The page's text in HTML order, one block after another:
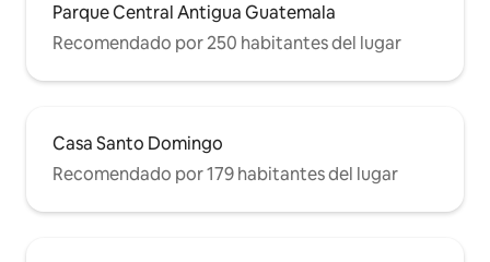
Parque Central Antigua Guatemala
Recomendado por 250 habitantes del lugar
Casa Santo Domingo
Recomendado por 179 habitantes del lugar